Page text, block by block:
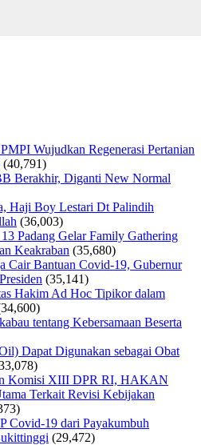
Wujudkan Regenerasi Pertanian
(40,791)
Berakhir, Diganti New Normal
Haji Boy Lestari Dt Palindih
(36,003)
Padang Gelar Family Gathering
Keakraban (35,680)
Cair Bantuan Covid-19, Gubernur
(35,141)
Hakim Ad Hoc Tipikor dalam
tentang Kebersamaan Beserta
Dapat Digunakan sebagai Obat
Komisi XIII DPR RI, HAKAN
Terkait Revisi Kebijakan
Covid-19 dari Payakumbuh
(29,472)